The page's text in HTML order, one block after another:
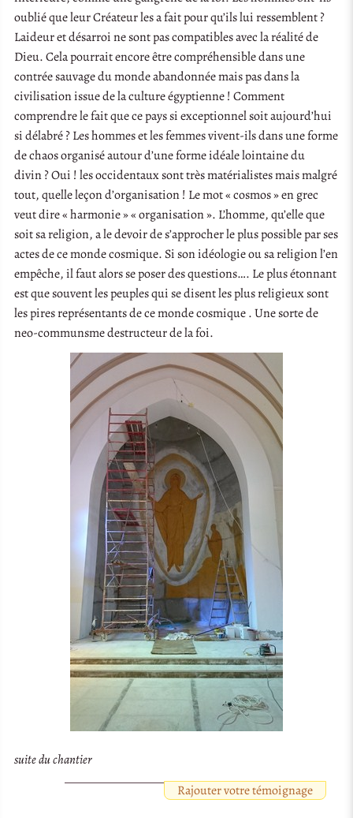
oublié que leur Créateur les a fait pour qu’ils lui ressemblent ?
Laideur et désarroi ne sont pas compatibles avec la réalité de
Dieu. Cela pourrait encore être compréhensible dans une
contrée sauvage du monde abandonnée mais pas dans la
civilisation issue de la culture égyptienne ! Comment
comprendre le fait que ce pays si exceptionnel soit aujourd’hui
si délabré ? Les hommes et les femmes vivent-ils dans une forme
de chaos organisé autour d’une forme idéale lointaine du
divin ? Oui ! les occidentaux sont très matérialistes mais malgré
tout, quelle leçon d’organisation ! Le mot « cosmos » en grec
veut dire « harmonie » « organisation ». L’homme, qu’elle que
soit sa religion, a le devoir de s’approcher le plus possible par ses
actes de ce monde cosmique. Si son idéologie ou sa religion l’en
empêche, il faut alors se poser des questions…. Le plus étonnant
est que souvent les peuples qui se disent les plus religieux sont
les pires représentants de ce monde cosmique . Une sorte de
neo-communsme destructeur de la foi.
suite du chantier
Rajouter votre témoignage